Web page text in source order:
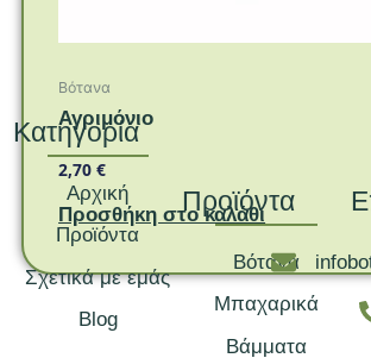
Βότανα
Αγριμόνιο
2,70€
Προσθήκη στο καλάθι
Κατηγορία
Αρχική
Προϊόντα
Σχετικά με εμάς
Blog
Προϊόντα
Βότανα
Μπαχαρικά
Βάμματα